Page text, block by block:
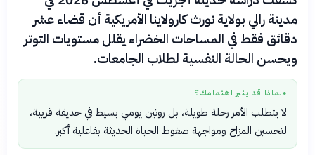
مدينة رالي بولاية نورث كارولاينا الأمريكية أن قضاء عشر
دقائق فقط في المساحات الخضراء يقلل مستويات التوتر
ويحسن الحالة النفسية لطلاب الجامعات.
● لماذا قد يثير اهتمامك؟
لا يتطلب الأمر رحلة طويلة، بل روتين يومي بسيط في حديقة قريبة،
لتحسين المزاج ومواجهة ضغوط الحياة الحديثة بفاعلية أكبر.